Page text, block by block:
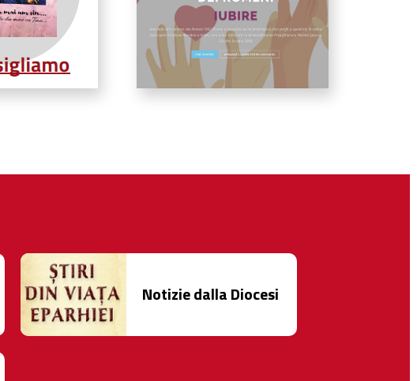
Notizie dalla Diocesi